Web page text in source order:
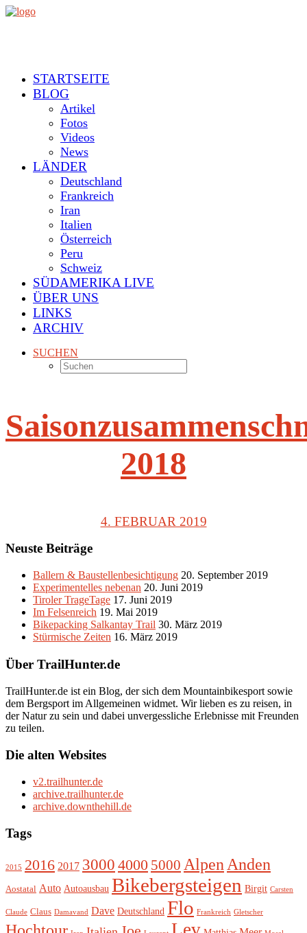
STARTSEITE
BLOG
Artikel
Fotos
Videos
News
LÄNDER
Deutschland
Frankreich
Iran
Italien
Österreich
Peru
Schweiz
SÜDAMERIKA LIVE
ÜBER UNS
LINKS
ARCHIV
SUCHEN
2018
4. FEBRUAR 2019
Neuste Beiträge
Ballern & Baustellenbesichtigung 20. September 2019
Experimentelles nebenan 20. Juni 2019
Tiroler TrageTage 17. Juni 2019
Im Felsenreich 19. Mai 2019
Bikepacking Salkantay Trail 30. März 2019
Stürmische Zeiten 16. März 2019
Über TrailHunter.de
TrailHunter.de ist ein Blog, der sich dem Mountainbikesport sowie
dem Bergsport im Allgemeinen widmet. Wir lieben es zu reisen, in
der Natur zu sein und dabei unvergessliche Erlebnisse mit Freunden
zu teilen.
Die alten Websites
v2.trailhunter.de
archive.trailhunter.de
archive.downthehill.de
Tags
2015 2016 2017 3000 4000 5000 Alpen Anden
Aostatal Auto Autoausbau Bikebergsteigen Birgit Carsten
Claude Claus Damavand Dave Deutschland Flo Frankreich Gletscher